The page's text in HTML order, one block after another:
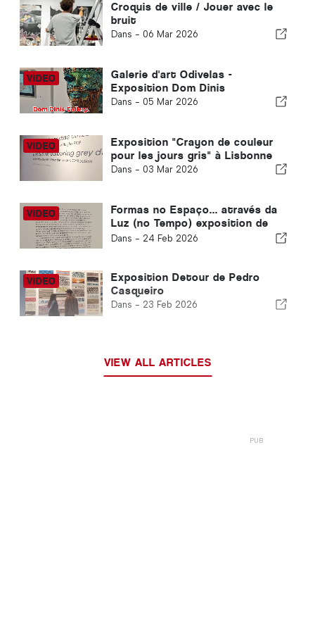
Croquis de ville / Jouer avec le
bruit
Dans - 06 Mar 2026
Galerie d'art Odivelas -
Exposition Dom Dinis
Dans - 05 Mar 2026
Exposition "Crayon de couleur
pour les jours gris" à Lisbonne
Dans - 03 Mar 2026
Formas no Espaço... através da
Luz (no Tempo) exposition de
Cerith Wyn Evans
Dans - 24 Feb 2026
Exposition Detour de Pedro
Casqueiro
Dans - 23 Feb 2026
VIEW ALL ARTICLES